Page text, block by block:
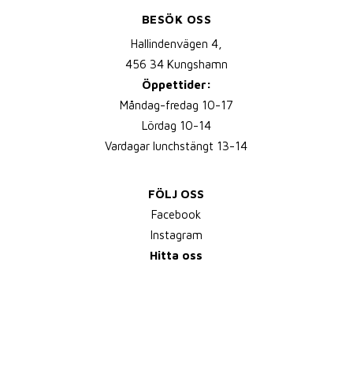
BESÖK OSS
Hallindenvägen 4,
456 34 Kungshamn
Öppettider:
Måndag-fredag 10-17
Lördag 10-14
Vardagar lunchstängt 13-14
FÖLJ OSS
Facebook
Instagram
Hitta oss